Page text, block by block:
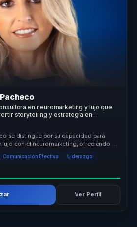
en neuromarketing y lujo que
storytelling y estrategia en
competitiva.
se distingue por su capacidad para
lujo con el neuromarketing, ofreciendo un
Comunicación Efectiva Liderazgo
Ver Perfil